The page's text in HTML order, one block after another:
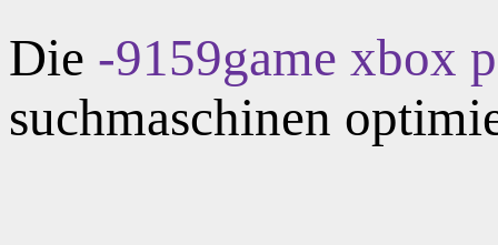
Die -9159game xbox
suchmaschinen